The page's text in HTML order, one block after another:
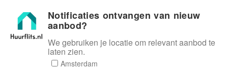
Huurflits
Notificaties ontvangen van nieuw
aanbod?
We gebruiken je locatie om relevant aanbod te
laten zien.
Amsterdam